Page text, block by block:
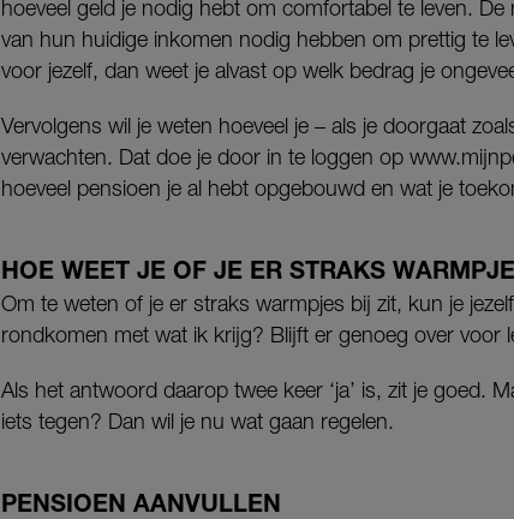
hoeveel geld je nodig hebt om comfortabel te leven.
van hun huidige inkomen nodig hebben om prettig te
voor jezelf, dan weet je alvast op welk bedrag je
Vervolgens wil je weten hoeveel je – als je doorgaat
verwachten. Dat doe je door in te loggen op
hoeveel pensioen je al hebt opgebouwd en wat je
HOE WEET JE OF JE ER STRAKS
Om te weten of je er straks warmpjes bij zit, kun je
rondkomen met wat ik krijg? Blijft er genoeg over voor
Als het antwoord daarop twee keer ‘ja’ is, zit je goed.
iets tegen? Dan wil je nu wat gaan regelen.
PENSIOEN AANVULLEN